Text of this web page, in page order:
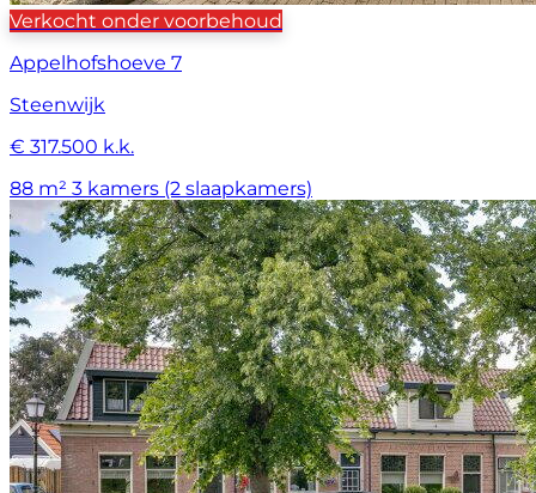
Verkocht onder voorbehoud
Appelhofshoeve 7
Steenwijk
€ 317.500 k.k.
88 m² 3 kamers (2 slaapkamers)